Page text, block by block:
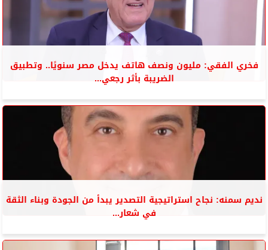
فخري الفقي: مليون ونصف هاتف يدخل مصر سنويًا.. وتطبيق
الضريبة بأثر رجعي...
نديم سمنه: نجاح استراتيجية التصدير يبدأ من الجودة وبناء الثقة
في شعار...